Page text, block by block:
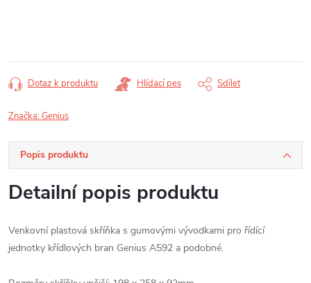
Dotaz k produktu Hlídací pes Sdílet
Značka:Genius
Popis produktu
Detailní popis produktu
Venkovní plastová skříňka s gumovými vývodkami pro řídící
jednotky křídlových bran Genius A592 a podobné.